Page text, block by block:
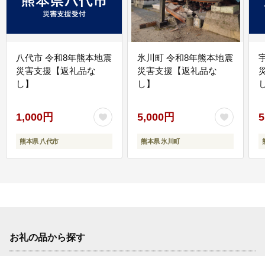
八代市 令和8年熊本地震
災害支援【返礼品な
し】
1,000円
熊本県 八代市
氷川町 令和8年熊本地震
災害支援【返礼品な
し】
5,000円
熊本県 氷川町
お礼の品から探す